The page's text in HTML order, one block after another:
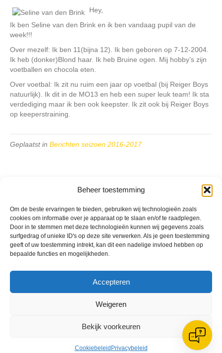
Beheer toestemming
Om de beste ervaringen te bieden, gebruiken wij technologieën zoals
cookies om informatie over je apparaat op te slaan en/of te raadplegen.
Door in te stemmen met deze technologieën kunnen wij gegevens zoals
surfgedrag of unieke ID's op deze site verwerken. Als je geen toestemming
geeft of uw toestemming intrekt, kan dit een nadelige invloed hebben op
bepaalde functies en mogelijkheden.
Accepteren
Weigeren
Bekijk voorkeuren
Cookiebeleid Privacybeleid
Hey,
Ik ben Seline van den Brink en ik ben vandaag pupil van de
week!!!
Over mezelf: Ik ben 11(bijna 12). Ik ben geboren op 7-12-2004.
Ik heb (donker)Blond haar. Ik heb Bruine ogen. Mij hobby’s zijn
voetballen en chocola eten.
Over voetbal: Ik zit nu ruim een jaar op voetbal (bij Reiger Boys
natuurlijk). Ik dit in de MO13 en heb een super leuk team! Ik sta
verdediging maar ik ben ook keepster. Ik zit ook bij Reiger Boys
op keeperstraining.
Geplaatst in Berichten seizoen 2016-2017
VV Reiger Boys
De Wending, Lotte Beesedijk 1
1705 NA Heerhugowaard
Google maps route
Privacybeleid